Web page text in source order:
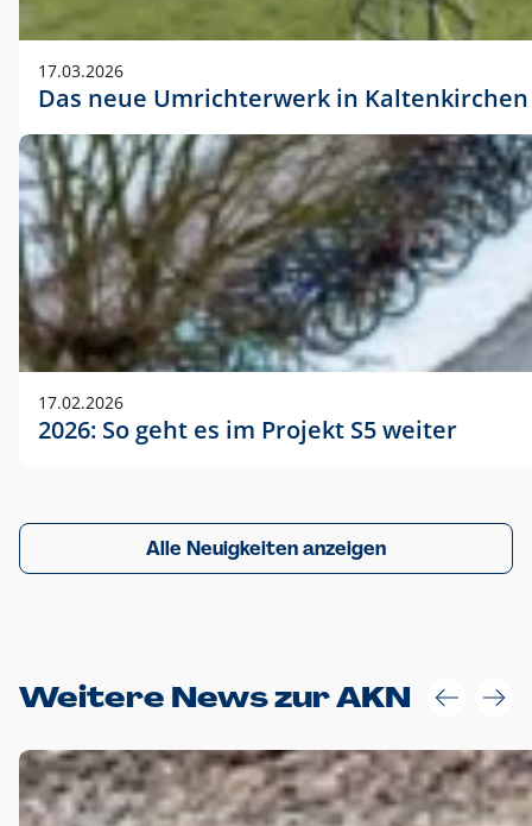
17.03.2026
Das neue Umrichterwerk in Kaltenkirchen
17.02.2026
2026: So geht es im Projekt S5 weiter
Alle Neuigkeiten anzeigen
Weitere News zur AKN